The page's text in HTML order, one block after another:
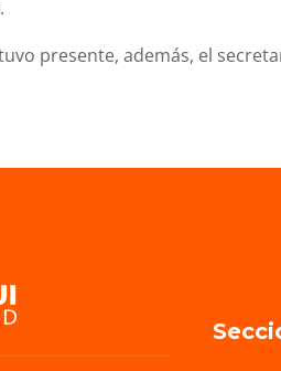
presente, además, el